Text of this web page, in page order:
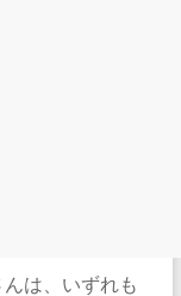
んは、いずれも